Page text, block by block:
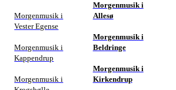
Morgenmusik i
Vester Egense
Morgenmusik i
Kappendrup
Morgenmusik i
Morgenmusik i
Allesø
Morgenmusik i
Beldringe
Morgenmusik i
Kirkendrup